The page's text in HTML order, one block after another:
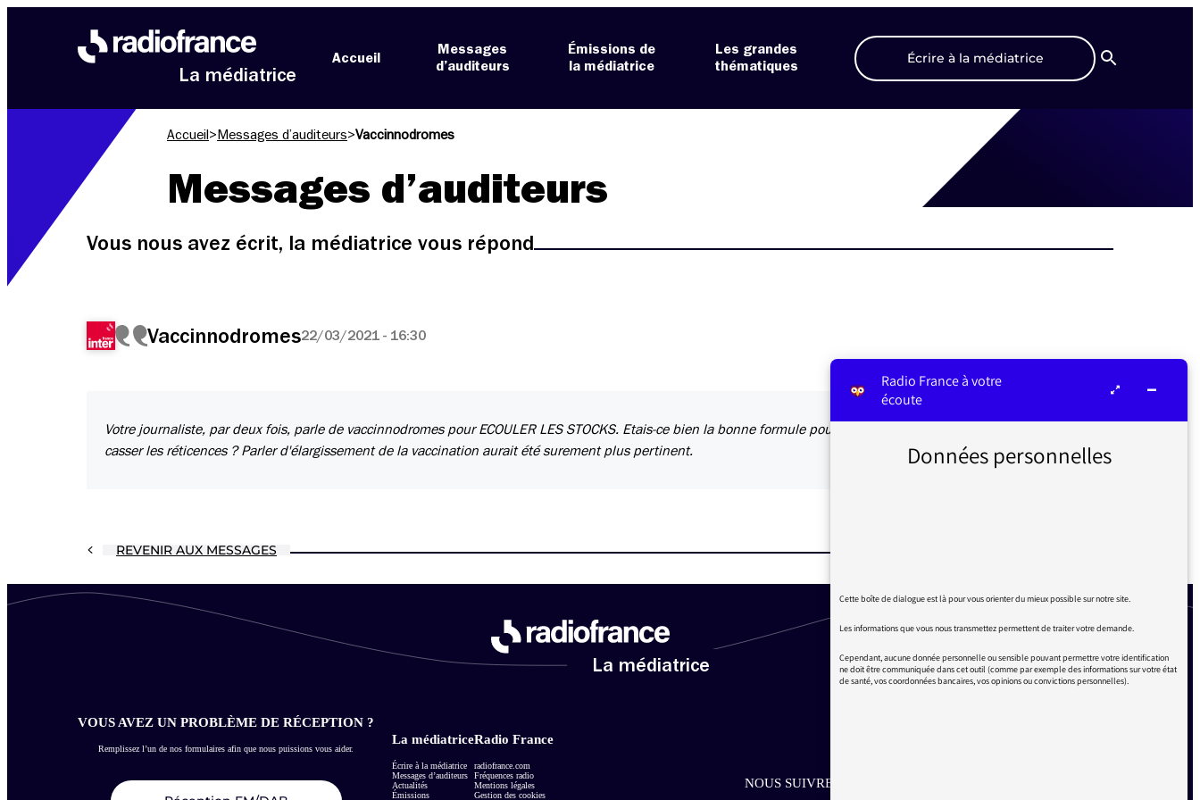
La médiatrice
Accueil
Messages
d’auditeurs
Émissions de
la médiatrice
Les grandes
thématiques
Écrire à la médiatrice
Recherche
Accueil > Messages d’auditeurs>Vaccinnodromes
Messages d’auditeurs
Vous nous avez écrit, la médiatrice vous répond
Vaccinnodromes22/03/2021 - 16:30
Votre journaliste, par deux fois, parle de vaccinnodromes pour ECOULER LES STOCKS. Etais-ce bien la bonne formule pour
casser les réticences ? Parler d'élargissement de la vaccination aurait été surement plus pertinent.
REVENIR AUX MESSAGES
La médiatrice
VOUS AVEZ UN PROBLÈME DE RÉCEPTION ?
Remplissez l’un de nos formulaires afin que nous puissions vous aider.
La médiatrice
Écrire à la médiatrice
Messages d’auditeurs
Actualités
Émissions
Radio France
radiofrance.com
Fréquences radio
Mentions légales
Gestion des cookies
NOUS SUIVRE SUR LES RÉSEAUX
Radio France à votre
écoute
Données personnelles
Cette boîte de dialogue est là pour vous orienter du mieux possible sur notre site.
Les informations que vous nous transmettez permettent de traiter votre demande.
Cependant, aucune donnée personnelle ou sensible pouvant permettre votre identification
ne doit être communiquée dans cet outil (comme par exemple des informations sur votre état
de santé, vos coordonnées bancaires, vos opinions ou convictions personnelles).